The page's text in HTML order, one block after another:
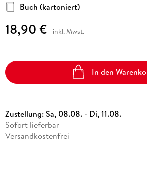
Buch (kartoniert)
18,90 € inkl. Mwst.
In den
Zustellung:Sa, 08.08. - Di, 11.08.
Sofort lieferbar
Versandkostenfrei